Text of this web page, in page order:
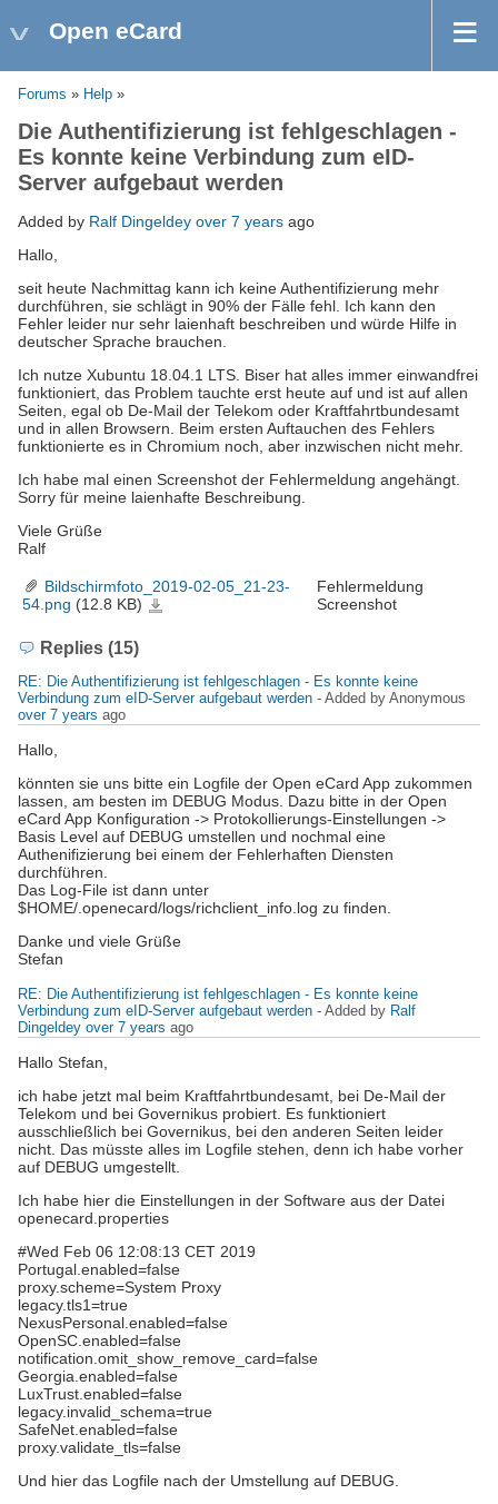
Open eCard
Forums » Help »
Die Authentifizierung ist fehlgeschlagen -
Es konnte keine Verbindung zum eID-
Server aufgebaut werden
Added by Ralf Dingeldey over 7 years ago
Hallo,
seit heute Nachmittag kann ich keine Authentifizierung mehr
durchführen, sie schlägt in 90% der Fälle fehl. Ich kann den
Fehler leider nur sehr laienhaft beschreiben und würde Hilfe in
deutscher Sprache brauchen.
Ich nutze Xubuntu 18.04.1 LTS. Biser hat alles immer einwandfrei
funktioniert, das Problem tauchte erst heute auf und ist auf allen
Seiten, egal ob De-Mail der Telekom oder Kraftfahrtbundesamt
und in allen Browsern. Beim ersten Auftauchen des Fehlers
funktionierte es in Chromium noch, aber inzwischen nicht mehr.
Ich habe mal einen Screenshot der Fehlermeldung angehängt.
Sorry für meine laienhafte Beschreibung.
Viele Grüße
Ralf
Bildschirmfoto_2019-02-05_21-23-
54.png (12.8 KB)
Fehlermeldung
Screenshot
Replies (15)
RE: Die Authentifizierung ist fehlgeschlagen - Es konnte keine
Verbindung zum eID-Server aufgebaut werden - Added by Anonymous
over 7 years ago
Hallo,
könnten sie uns bitte ein Logfile der Open eCard App zukommen
lassen, am besten im DEBUG Modus. Dazu bitte in der Open
eCard App Konfiguration -> Protokollierungs-Einstellungen ->
Basis Level auf DEBUG umstellen und nochmal eine
Authenifizierung bei einem der Fehlerhaften Diensten
durchführen.
Das Log-File ist dann unter
$HOME/.openecard/logs/richclient_info.log zu finden.
Danke und viele Grüße
Stefan
RE: Die Authentifizierung ist fehlgeschlagen - Es konnte keine
Verbindung zum eID-Server aufgebaut werden - Added by Ralf
Dingeldey over 7 years ago
Hallo Stefan,
ich habe jetzt mal beim Kraftfahrtbundesamt, bei De-Mail der
Telekom und bei Governikus probiert. Es funktioniert
ausschließlich bei Governikus, bei den anderen Seiten leider
nicht. Das müsste alles im Logfile stehen, denn ich habe vorher
auf DEBUG umgestellt.
Ich habe hier die Einstellungen in der Software aus der Datei
openecard.properties
#Wed Feb 06 12:08:13 CET 2019
Portugal.enabled=false
proxy.scheme=System Proxy
legacy.tls1=true
NexusPersonal.enabled=false
OpenSC.enabled=false
notification.omit_show_remove_card=false
Georgia.enabled=false
LuxTrust.enabled=false
legacy.invalid_schema=true
SafeNet.enabled=false
proxy.validate_tls=false
Und hier das Logfile nach der Umstellung auf DEBUG.